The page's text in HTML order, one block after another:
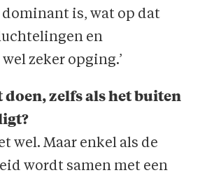
is, wat op dat
en
zeker opging.’
doen, zelfs als het buiten
wel. Maar enkel als de
wordt samen met een